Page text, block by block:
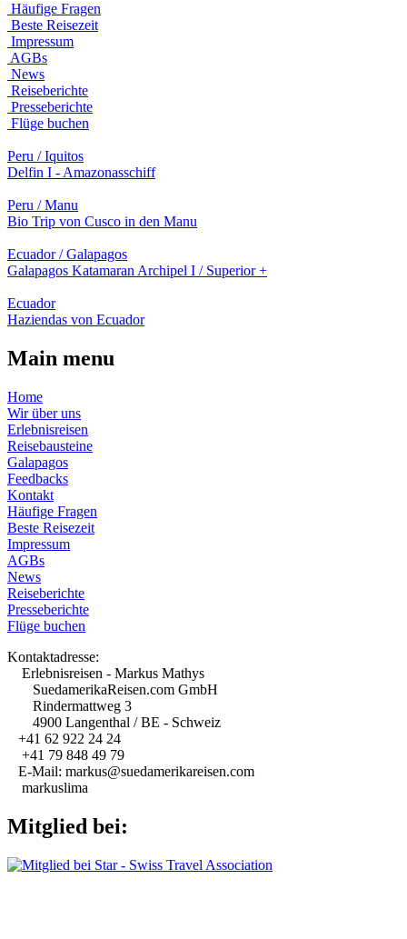
Häufige Fragen
Beste Reisezeit
Impressum
AGBs
News
Reiseberichte
Presseberichte
Flüge buchen
Peru / Iquitos
Delfin I - Amazonasschiff
Peru / Manu
Bio Trip von Cusco in den Manu
Ecuador / Galapagos
Galapagos Katamaran Archipel I / Superior +
Ecuador
Haziendas von Ecuador
Main menu
Home
Wir über uns
Erlebnisreisen
Reisebausteine
Galapagos
Feedbacks
Kontakt
Häufige Fragen
Beste Reisezeit
Impressum
AGBs
News
Reiseberichte
Presseberichte
Flüge buchen
Kontaktadresse:
Erlebnisreisen - Markus Mathys
SuedamerikaReisen.com GmbH
Rindermattweg 3
4900 Langenthal / BE - Schweiz
+41 62 922 24 24
+41 79 848 49 79
E-Mail: markus@suedamerikareisen.com
markuslima
Mitglied bei: